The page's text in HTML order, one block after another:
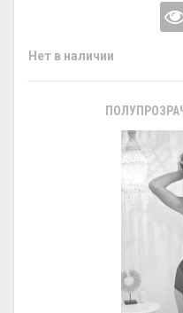
Нет в наличии